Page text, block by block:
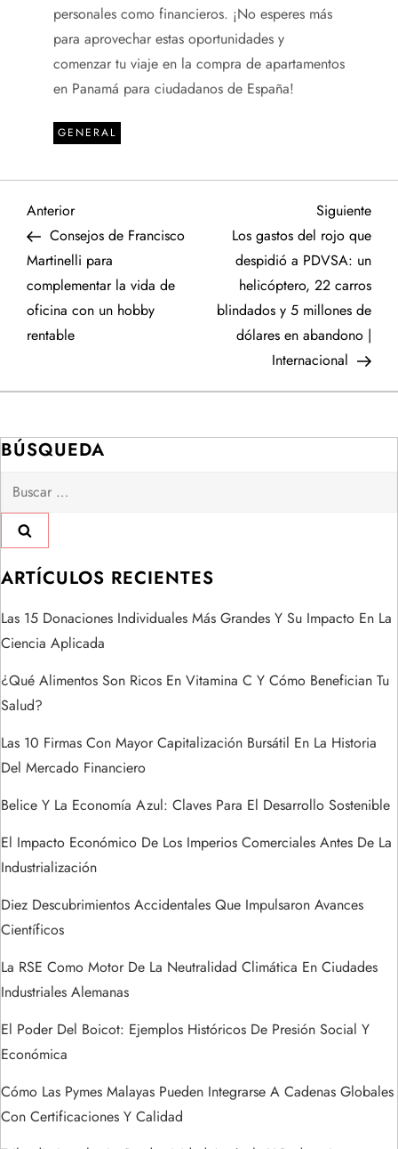
personales como financieros. ¡No esperes más
para aprovechar estas oportunidades y
comenzar tu viaje en la compra de apartamentos
en Panamá para ciudadanos de España!
GENERAL
N
a
v
e
g
a
c
i
ó
n
d
e
e
n
t
r
a
d
a
s
Entrada
anterior
Anterior
Consejos de Francisco
Martinelli para
complementar la vida de
oficina con un hobby
rentable
Siguiente
Los gastos del rojo que
despidió a PDVSA: un
helicóptero, 22 carros
blindados y 5 millones de
dólares en abandono |
Internacional
BÚSQUEDA
Buscar:
ARTÍCULOS RECIENTES
Las 15 Donaciones Individuales Más Grandes Y Su Impacto En La
Ciencia Aplicada
¿Qué Alimentos Son Ricos En Vitamina C Y Cómo Benefician Tu
Salud?
Las 10 Firmas Con Mayor Capitalización Bursátil En La Historia
Del Mercado Financiero
Belice Y La Economía Azul: Claves Para El Desarrollo Sostenible
El Impacto Económico De Los Imperios Comerciales Antes De La
Industrialización
Diez Descubrimientos Accidentales Que Impulsaron Avances
Científicos
La RSE Como Motor De La Neutralidad Climática En Ciudades
Industriales Alemanas
El Poder Del Boicot: Ejemplos Históricos De Presión Social Y
Económica
Cómo Las Pymes Malayas Pueden Integrarse A Cadenas Globales
Con Certificaciones Y Calidad